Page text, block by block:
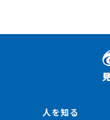
人を知る